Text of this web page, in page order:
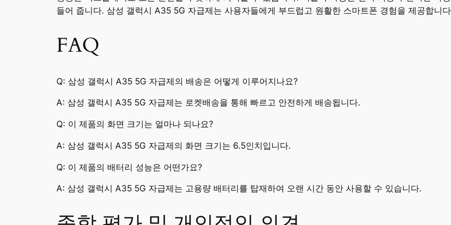
들어 줍니다. 삼성 갤럭시 A35 5G 자급제는 사용자들에게 부드럽고 원활한 스마트폰 경험을 제공합니
FAQ
Q: 삼성 갤럭시 A35 5G 자급제의 배송은 어떻게 이루어지나요?
A: 삼성 갤럭시 A35 5G 자급제는 로켓배송을 통해 빠르고 안전하게 배송됩니다.
Q: 이 제품의 화면 크기는 얼마나 되나요?
A: 삼성 갤럭시 A35 5G 자급제의 화면 크기는 6.5인치입니다.
Q: 이 제품의 배터리 성능은 어떤가요?
A: 삼성 갤럭시 A35 5G 자급제는 고용량 배터리를 탑재하여 오랜 시간 동안 사용할 수 있습니다.